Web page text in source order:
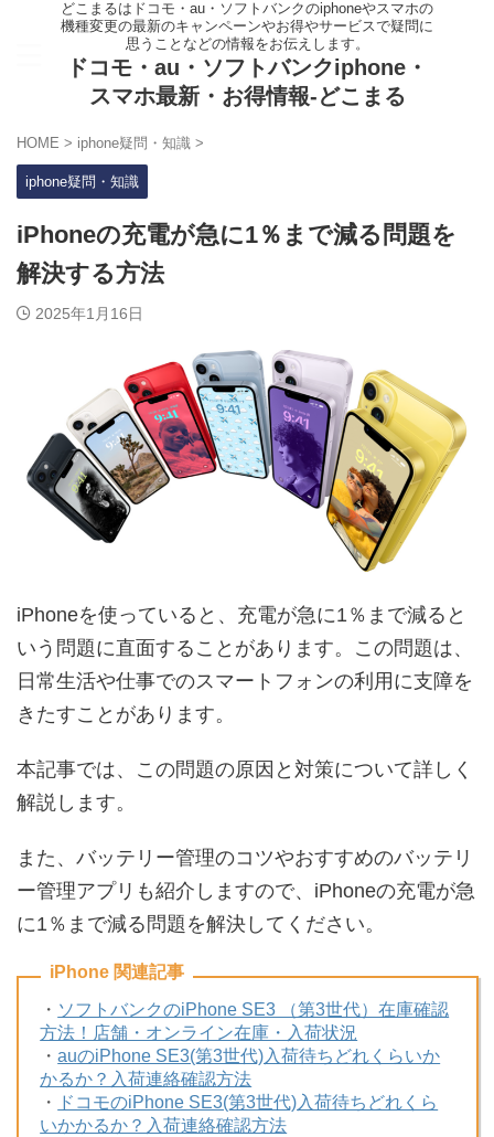
どこまるはドコモ・au・ソフトバンクのiphoneやスマホの
機種変更の最新のキャンペーンやお得やサービスで疑問に
思うことなどの情報をお伝えします。
ドコモ・au・ソフトバンクiphone・
スマホ最新・お得情報-どこまる
HOME > iphone疑問・知識 >
iphone疑問・知識
iPhoneの充電が急に1％まで減る問題を
解決する方法
2025年1月16日
iPhoneを使っていると、充電が急に1％まで減ると
いう問題に直面することがあります。この問題は、
日常生活や仕事でのスマートフォンの利用に支障を
きたすことがあります。
本記事では、この問題の原因と対策について詳しく
解説します。
また、バッテリー管理のコツやおすすめのバッテリ
ー管理アプリも紹介しますので、iPhoneの充電が急
に1％まで減る問題を解決してください。
iPhone 関連記事
・ ソフトバンクのiPhone SE3 （第3世代）在庫確認
方法！店舗・オンライン在庫・入荷状況
・auのiPhone SE3(第3世代)入荷待ちどれくらいか
かるか？入荷連絡確認方法
・
ドコモのiPhone SE3(第3世代)入荷待ちどれくら
いかかるか？入荷連絡確認方法